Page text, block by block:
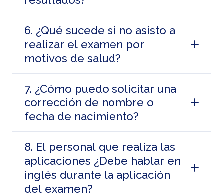
6. ¿Qué sucede si no asisto a
realizar el examen por
motivos de salud?
7. ¿Cómo puedo solicitar una
corrección de nombre o
fecha de nacimiento?
8. El personal que realiza las
aplicaciones ¿Debe hablar en
inglés durante la aplicación
del examen?